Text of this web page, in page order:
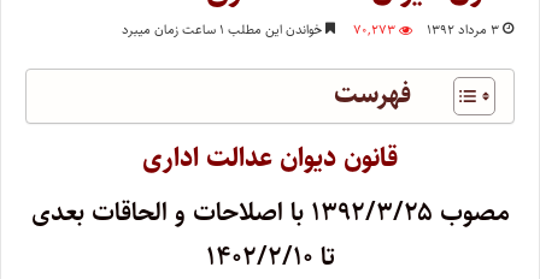
۳ مرداد ۱۳۹۲ ۷۰,۲۷۳ خواندن این مطلب ۱ ساعت زمان میبرد
فهرست
قانون دیوان عدالت اداری
مصوب ۱۳۹۲/۳/۲۵ با اصلاحات و الحاقات بعدی
تا ۱۴۰۲/۲/۱۰